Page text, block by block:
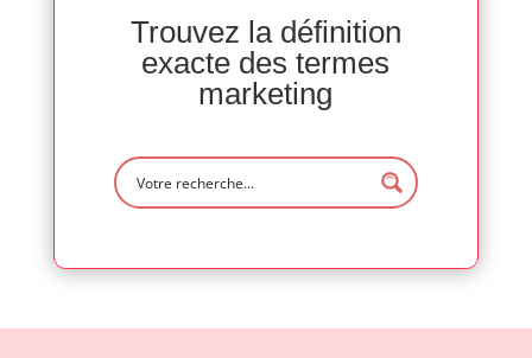
Trouvez la définition
exacte des termes
marketing